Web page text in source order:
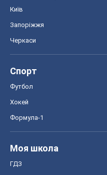
Київ
Запоріжжя
Черкаси
Спорт
Футбол
Хокей
Формула-1
Моя школа
ГДЗ